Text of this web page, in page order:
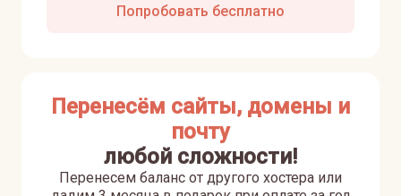
Попробовать бесплатно
Перенесём сайты, домены и
почту
любой сложности!
Перенесем баланс от другого хостера или